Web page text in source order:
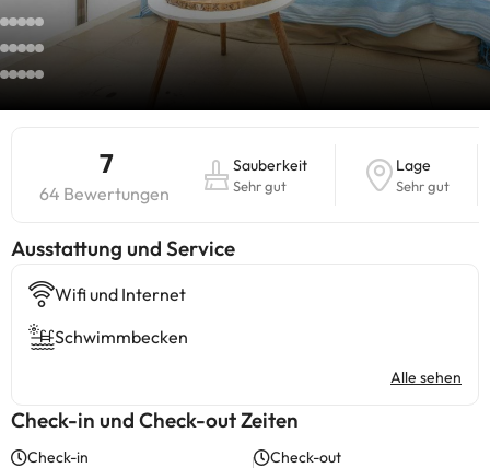
7
64 Bewertungen
Sauberkeit
Sehr gut
Lage
Sehr gut
​Ausstattung und Service
Wifi und Internet
Schwimmbecken
Alle sehen
Check-in und Check-out Zeiten
Check-in Check-out